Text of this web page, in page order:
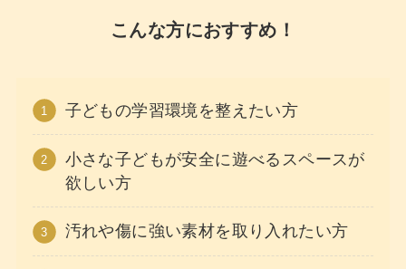
こんな方におすすめ！
子どもの学習環境を整えたい方
小さな子どもが安全に遊べるスペースが
欲しい方
汚れや傷に強い素材を取り入れたい方